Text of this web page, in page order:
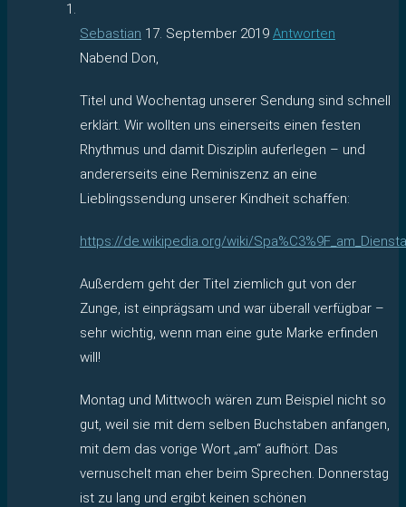
Sebastian 17. September 2019 Antworten
Nabend Don,
Titel und Wochentag unserer Sendung sind schnell
erklärt. Wir wollten uns einerseits einen festen
Rhythmus und damit Disziplin auferlegen – und
andererseits eine Reminiszenz an eine
Lieblingssendung unserer Kindheit schaffen:
https://de.wikipedia.org/wiki/
Außerdem geht der Titel ziemlich gut von der
Zunge, ist einprägsam und war überall verfügbar –
sehr wichtig, wenn man eine gute Marke erfinden
will!
Montag und Mittwoch wären zum Beispiel nicht so
gut, weil sie mit dem selben Buchstaben anfangen,
mit dem das vorige Wort „am“ aufhört. Das
vernuschelt man eher beim Sprechen. Donnerstag
ist zu lang und ergibt keinen schönen